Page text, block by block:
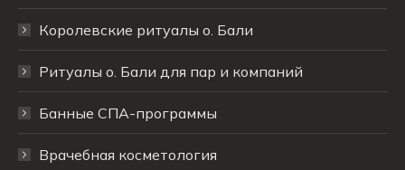
Королевские ритуалы о. Бали
Ритуалы о. Бали для пар и компаний
Банные СПА-программы
Врачебная косметология